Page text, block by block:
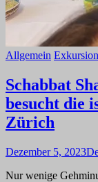
Allgemein
Schabbat
besucht die
Zürich
Dezember 5, 2023
Nur wenige